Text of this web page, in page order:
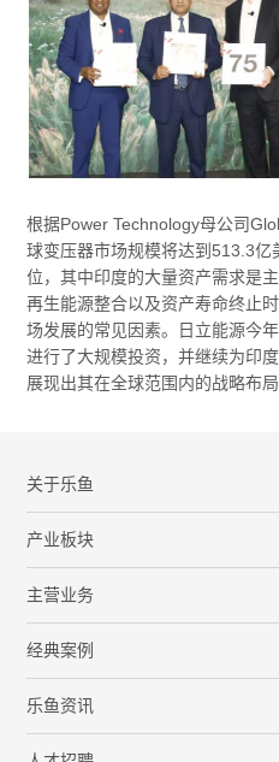
根据Power Technology母公司
球变压器市场规模将达到513.3
位，其中印度的大量资产需求是
再生能源整合以及资产寿命终止
场发展的常见因素。日立能源今
进行了大规模投资，并继续为印
展现出其在全球范围内的战略布局
关于乐鱼
产业板块
主营业务
经典案例
乐鱼资讯